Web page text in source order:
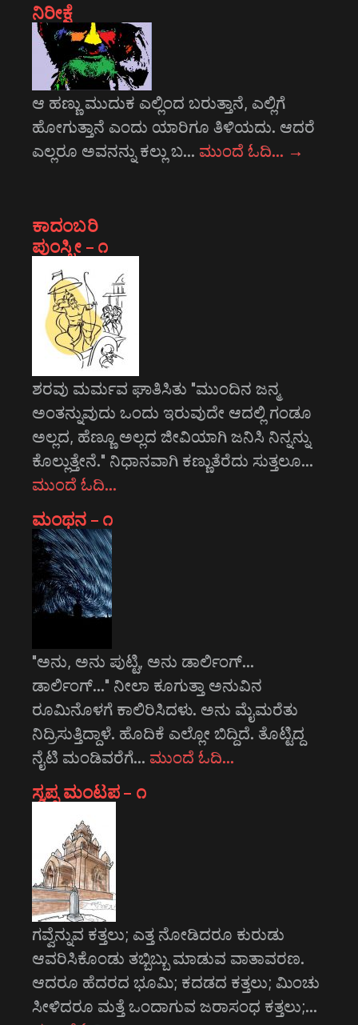
ನಿರೀಕ್ಷೆ
ಆ ಹಣ್ಣು ಮುದುಕ ಎಲ್ಲಿಂದ ಬರುತ್ತಾನೆ, ಎಲ್ಲಿಗೆ
ಹೋಗುತ್ತಾನೆ ಎಂದು ಯಾರಿಗೂ ತಿಳಿಯದು. ಆದರೆ
ಎಲ್ಲರೂ ಅವನನ್ನು ಕಲ್ಲು ಬ… ಮುಂದೆ ಓದಿ… →
ಕಾದಂಬರಿ
ಪುಂಸ್ತ್ರೀ – ೧
ಶರವು ಮರ್ಮವ ಘಾತಿಸಿತು "ಮುಂದಿನ ಜನ್ಮ
ಅಂತನ್ನುವುದು ಒಂದು ಇರುವುದೇ ಆದಲ್ಲಿ ಗಂಡೂ
ಅಲ್ಲದ, ಹೆಣ್ಣೂ ಅಲ್ಲದ ಜೀವಿಯಾಗಿ ಜನಿಸಿ ನಿನ್ನನ್ನು
ಕೊಲ್ಲುತ್ತೇನೆ." ನಿಧಾನವಾಗಿ ಕಣ್ಣುತೆರೆದು ಸುತ್ತಲೂ…
ಮುಂದೆ ಓದಿ…
ಮಂಥನ – ೧
"ಅನು, ಅನು ಪುಟ್ಟಿ, ಅನು ಡಾರ್ಲಿಂಗ್...
ಡಾರ್ಲಿಂಗ್..." ನೀಲಾ ಕೂಗುತ್ತಾ ಅನುವಿನ
ರೂಮಿನೊಳಗೆ ಕಾಲಿರಿಸಿದಳು. ಅನು ಮೈಮರೆತು
ನಿದ್ರಿಸುತ್ತಿದ್ದಾಳೆ. ಹೊದಿಕೆ ಎಲ್ಲೋ ಬಿದ್ದಿದೆ. ತೊಟ್ಟಿದ್ದ
ನೈಟಿ ಮಂಡಿವರೆಗೆ… ಮುಂದೆ ಓದಿ…
ಸ್ವಪ್ನ ಮಂಟಪ – ೧
ಗವ್ವೆನ್ನುವ ಕತ್ತಲು; ಎತ್ತ ನೋಡಿದರೂ ಕುರುಡು
ಆವರಿಸಿಕೊಂಡು ತಬ್ಬಿಬ್ಬು ಮಾಡುವ ವಾತಾವರಣ.
ಆದರೂ ಹೆದರದ ಭೂಮಿ; ಕದಡದ ಕತ್ತಲು; ಮಿಂಚು
ಸೀಳಿದರೂ ಮತ್ತೆ ಒಂದಾಗುವ ಜರಾಸಂಧ ಕತ್ತಲು;…